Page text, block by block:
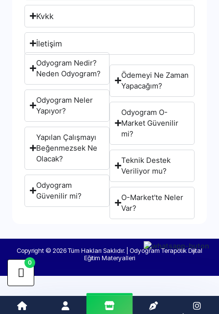
Kvkk
İletişim
Odyogram Nedir?
Neden Odyogram?
Odyogram Neler
Yapıyor?
Yapılan Çalışmayı
Beğenmezsek Ne
Olacak?
Odyogram
Güvenilir mi?
Ödemeyi Ne Zaman
Yapacağım?
Odyogram O-
Market Güvenilir
mi?
Teknik Destek
Veriliyor mu?
O-Market'te Neler
Var?
Copyright © 2026 Tüm Hakları Saklıdır. | Odyogram Terapötik Dijital
Eğitim Materyalleri
0